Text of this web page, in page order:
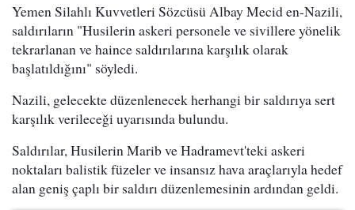
Yemen Silahlı Kuvvetleri Sözcüsü Albay Mecid en-Nazili,
saldırıların "Husilerin askeri personele ve sivillere yönelik
tekrarlanan ve haince saldırılarına karşılık olarak
başlatıldığını" söyledi.
Nazili, gelecekte düzenlenecek herhangi bir saldırıya sert
karşılık verileceği uyarısında bulundu.
Saldırılar, Husilerin Marib ve Hadramevt'teki askeri
noktaları balistik füzeler ve insansız hava araçlarıyla hedef
alan geniş çaplı bir saldırı düzenlemesinin ardından geldi.